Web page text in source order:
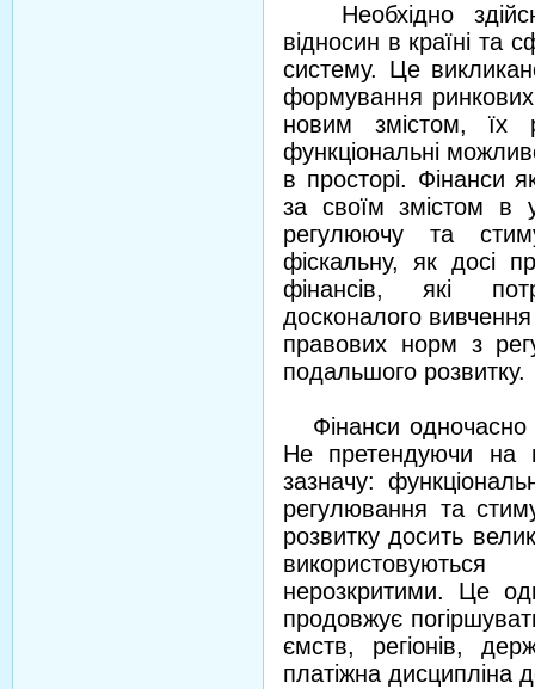
Необхідно
відносин в країні та
систему. Це
формування
новим змістом, їх
функціональні
в просторі. Фінанси
за своїм змістом в
регулюючу та
фіскальну, як досі
фінансів, які
досконалого
правових норм з
подальшого розвитку.
Фінанси одночасно
Не претендуючи на
зазначу:
регулювання та
розвитку досить
нерозкритими. Це
продовжує
ємств, регіонів,
платіжна дисципліна